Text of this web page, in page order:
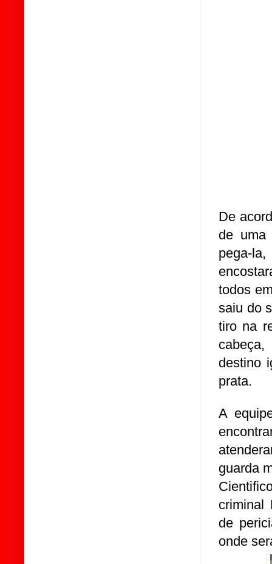
De
de uma
pega-
todos
saiu do
tiro na
destino
prata.
A
guarda
criminal
de
onde